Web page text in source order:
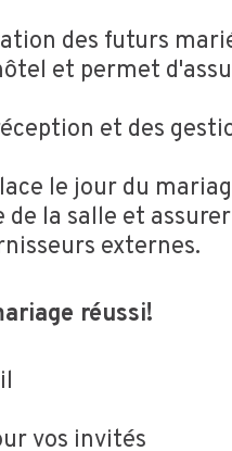
des futurs
et permet
et des
le jour du
la salle et
externes.
réussi!
vos invités